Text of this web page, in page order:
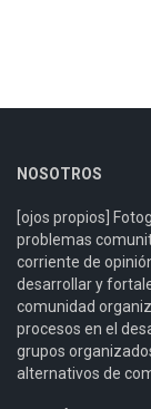
NOSOTROS
[ojos propios]
problemas
corriente de
desarrollar y
comunidad
procesos en el
grupos
alternativos de